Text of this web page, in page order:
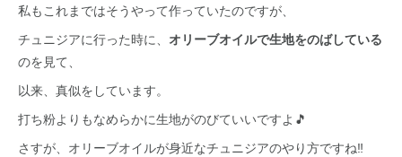
私もこれまではそうやって作っていたのですが、
チュニジアに行った時に、 オリーブオイルで生地をのばしている
のを見て、
以来、真似をしています。
打ち粉よりもなめらかに生地がのびていいですよ🎵
さすが、オリーブオイルが身近なチュニジアのやり方ですね‼️